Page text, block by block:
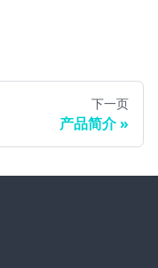
下一页
产品简介